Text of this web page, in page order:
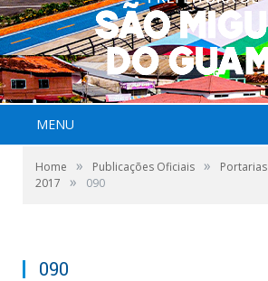
MENU
Home » Publicações Oficiais » Portarias
2017
» 090
090